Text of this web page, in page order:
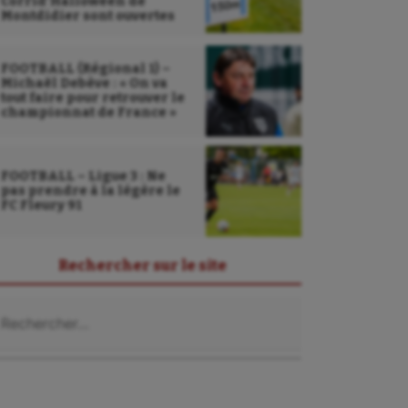
Montdidier sont ouvertes
FOOTBALL (Régional 1) –
Michaël Debève : « On va
tout faire pour retrouver le
championnat de France »
FOOTBALL – Ligue 3 : Ne
pas prendre à la légère le
FC Fleury 91
Rechercher sur le site